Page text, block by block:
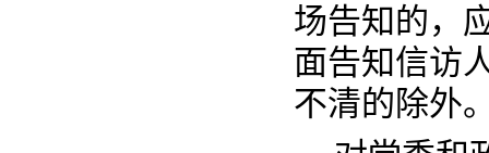
场告知的，
面告知信访
不清的除外